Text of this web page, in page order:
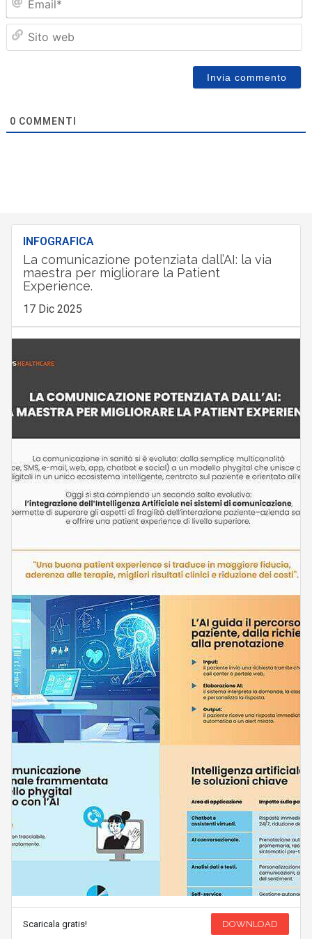
0 COMMENTI
INFOGRAFICA
La comunicazione potenziata dall’AI: la via
maestra per migliorare la Patient
Experience.
17 Dic 2025
Scaricala gratis! DOWNLOAD